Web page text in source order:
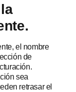
el nombre
de
sea
retrasar el